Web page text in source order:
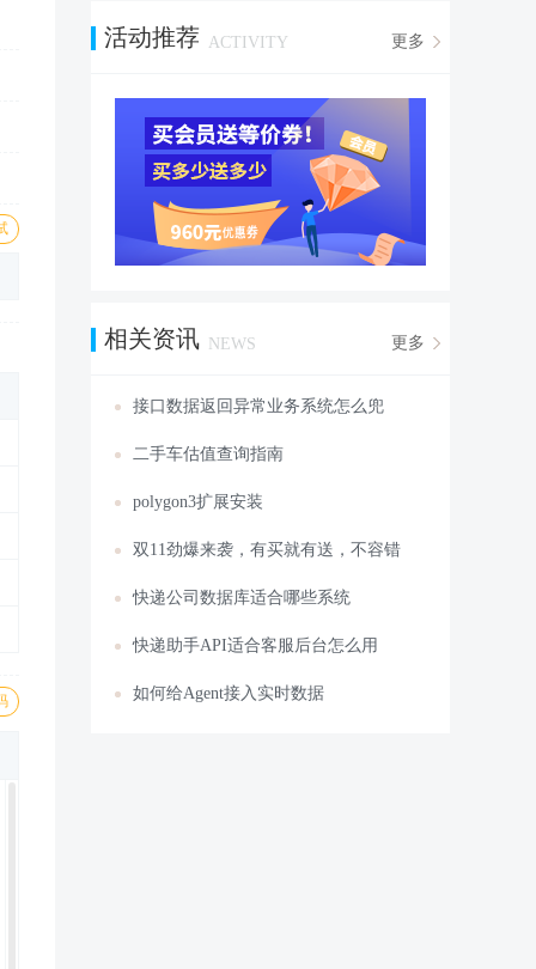
活动推荐 ACTIVITY 更多
相关资讯 NEWS 更多
接口数据返回异常业务系统怎么兜
二手车估值查询指南
polygon3扩展安装
双11劲爆来袭，有买就有送，不容错
快递公司数据库适合哪些系统
快递助手API适合客服后台怎么用
如何给Agent接入实时数据